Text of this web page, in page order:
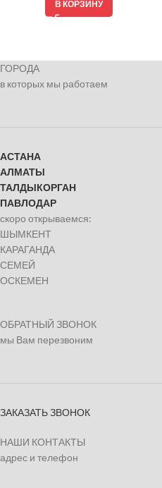
В КОРЗИНУ
ГОРОДА
в которых мы работаем
АСТАНА
АЛМАТЫ
ТАЛДЫКОРГАН
ПАВЛОДАР
скоро открываемся:
ШЫМКЕНТ
КАРАГАНДА
СЕМЕЙ
ОСКЕМЕН
ОБРАТНЫЙ ЗВОНОК
мы Вам перезвоним
ЗАКАЗАТЬ ЗВОНОК
НАШИ КОНТАКТЫ
адрес и телефон